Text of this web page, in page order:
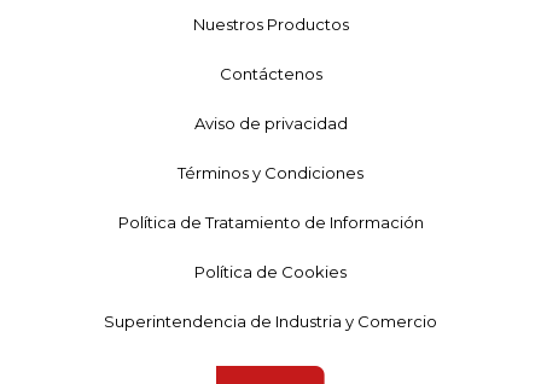
Nuestros Productos
Contáctenos
Aviso de privacidad
Términos y Condiciones
Política de Tratamiento de Información
Política de Cookies
Superintendencia de Industria y Comercio